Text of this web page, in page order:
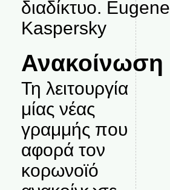
διαδίκτυο. Eugene
Kaspersky
Ανακοίνωση
Τη λειτουργία
μίας νέας
γραμμής που
αφορά τον
κορωνοϊό